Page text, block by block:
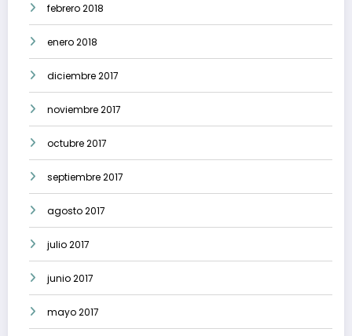
febrero 2018
enero 2018
diciembre 2017
noviembre 2017
octubre 2017
septiembre 2017
agosto 2017
julio 2017
junio 2017
mayo 2017